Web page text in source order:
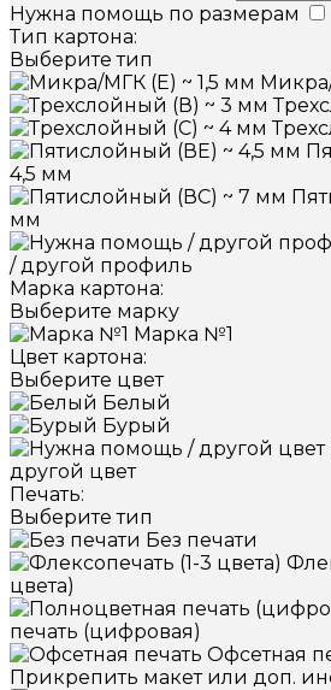
Нужна помощь по размерам
Тип картона:
Выберите тип
4,5 мм
мм
/ другой профиль
Марка картона:
Выберите марку
Марка №1
Цвет картона:
Выберите цвет
Белый
Бурый
другой цвет
Печать:
Выберите тип
Без печати
цвета)
печать (цифровая)
Офсетная
Прикрепить макет или доп.